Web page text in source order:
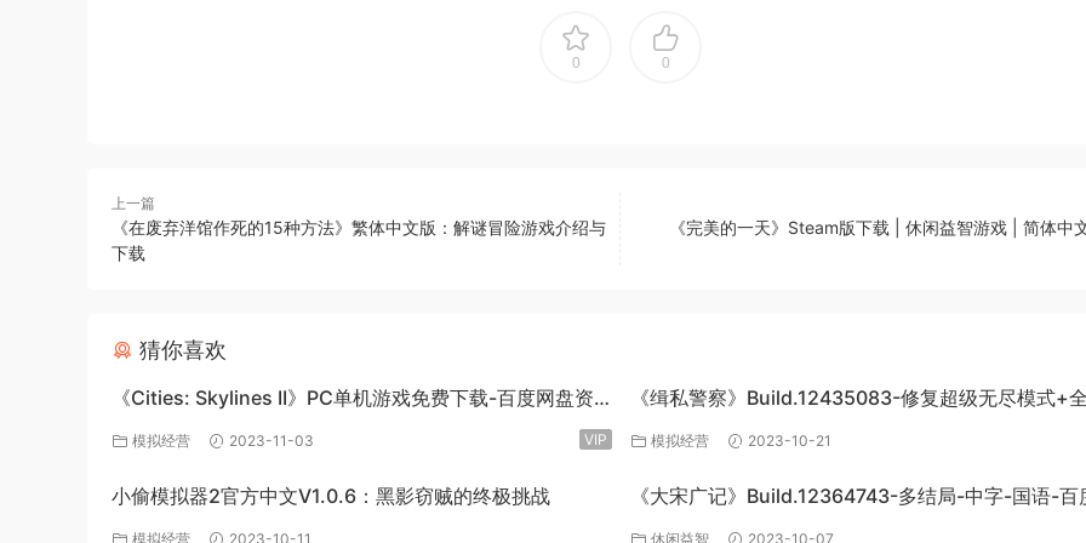
0 0
上一篇
《在废弃洋馆作死的15种方法》繁体中文版：解谜冒险游戏介绍与
下载
《完美的一天》Steam版下载 | 休闲益智游戏 | 简体中
猜你喜欢
《Cities: Skylines II》PC单机游戏免费下载-百度网盘资
源 模拟经营 2023-11-03 VIP
《缉私警察》Build.12435083-修复超级无尽模式+全
DLC-官方中文-免费下载
模拟经营 2023-10-21
小偷模拟器2官方中文V1.0.6：黑影窃贼的终极挑战
模拟经营 2023-10-11
《大宋广记》Build.12364743-多结局-中字-国语-百
盘下载
休闲益智 2023-10-07